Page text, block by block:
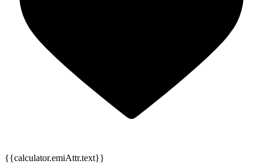
{{calculator.emiAttr.text}}